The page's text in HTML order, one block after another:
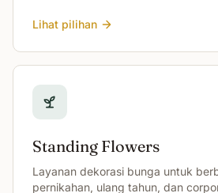
Lihat pilihan
Standing Flowers
Layanan dekorasi bunga untuk
pernikahan, ulang tahun, dan